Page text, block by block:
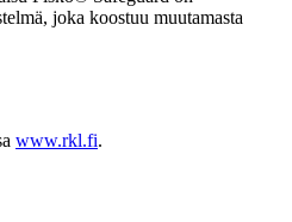
joka koostuu muutamasta
www.rkl.fi.